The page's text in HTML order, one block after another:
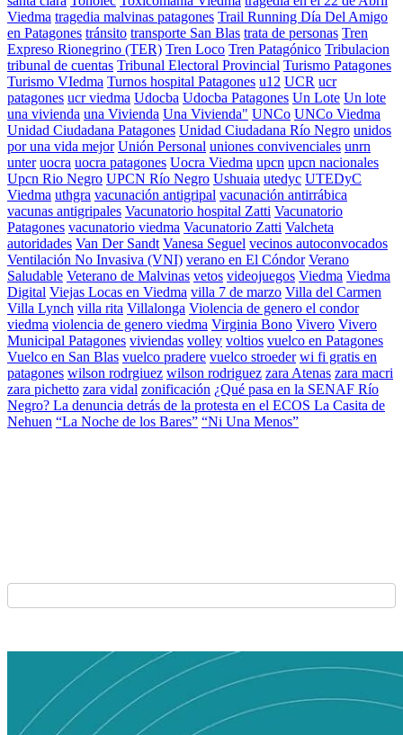
Viedma tragedia malvinas patagones Trail Running Día Del Amigo
en Patagones tránsito transporte San Blas trata de personas Tren
Expreso Rionegrino (TER) Tren Loco Tren Patagónico Tribulacion
tribunal de cuentas Tribunal Electoral Provincial Turismo Patagones
Turismo VIedma Turnos hospital Patagones u12 UCR ucr
patagones ucr viedma Udocba Udocba Patagones Un Lote Un lote
una vivienda una Vivienda Una Vivienda" UNCo UNCo Viedma
Unidad Ciudadana Patagones Unidad Ciudadana Río Negro unidos
por una vida mejor Unión Personal uniones convivenciales unrn
unter uocra uocra patagones Uocra Viedma upcn upcn nacionales
Upcn Rio Negro UPCN Río Negro Ushuaia utedyc UTEDyC
Viedma uthgra vacunación antigripal vacunación antirrábica
vacunas antigripales Vacunatorio hospital Zatti Vacunatorio
Patagones vacunatorio viedma Vacunatorio Zatti Valcheta
autoridades Van Der Sandt Vanesa Seguel vecinos autoconvocados
Ventilación No Invasiva (VNI) verano en El Cóndor Verano
Saludable Veterano de Malvinas vetos videojuegos Viedma Viedma
Digital Viejas Locas en Viedma villa 7 de marzo Villa del Carmen
Villa Lynch villa rita Villalonga Violencia de genero el condor
viedma violencia de genero viedma Virginia Bono Vivero Vivero
Municipal Patagones viviendas volley voltios vuelco en Patagones
Vuelco en San Blas vuelco pradere vuelco stroeder wi fi gratis en
patagones wilson rodrgiuez wilson rodriguez zara Atenas zara macri
zara pichetto zara vidal zonificación ¿Qué pasa en la SENAF Río
Negro? La denuncia detrás de la protesta en el ECOS La Casita de
Nehuen “La Noche de los Bares” “Ni Una Menos”